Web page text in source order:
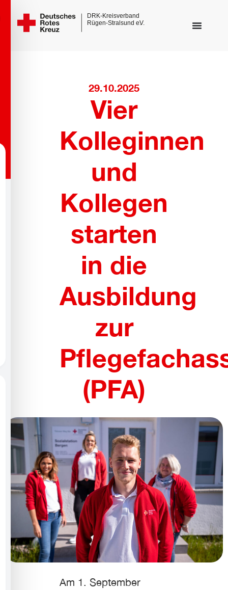
29.10.2025
Vier
Kolleginnen
und
Kollegen
starten
in die
Ausbildung
zur
(PFA)
Am 1. September
für Anfallsicherheit
freundlicher Modus
sicherer Modus